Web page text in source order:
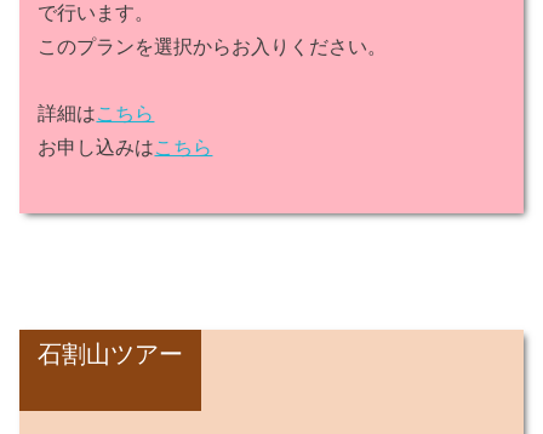
で行います。
このプランを選択からお入りください。
詳細はこちら
お申し込みはこちら
石割山ツアー